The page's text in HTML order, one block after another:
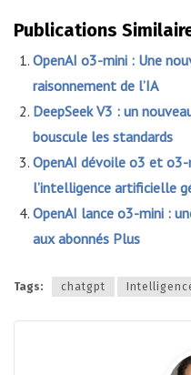
Publications
OpenAI o3-mini : Une
raisonnement de l’IA
DeepSeek V3 : un
bouscule les standards
OpenAI dévoile o3 et o3-
l’intelligence artificielle
OpenAI lance o3-mini :
aux abonnés Plus
Tags: chatgpt